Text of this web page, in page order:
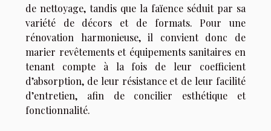
de nettoyage, tandis que la faïence séduit par sa
variété de décors et de formats. Pour une
rénovation harmonieuse, il convient donc de
marier revêtements et équipements sanitaires en
tenant compte à la fois de leur coefficient
d’absorption, de leur résistance et de leur facilité
d’entretien, afin de concilier esthétique et
fonctionnalité.